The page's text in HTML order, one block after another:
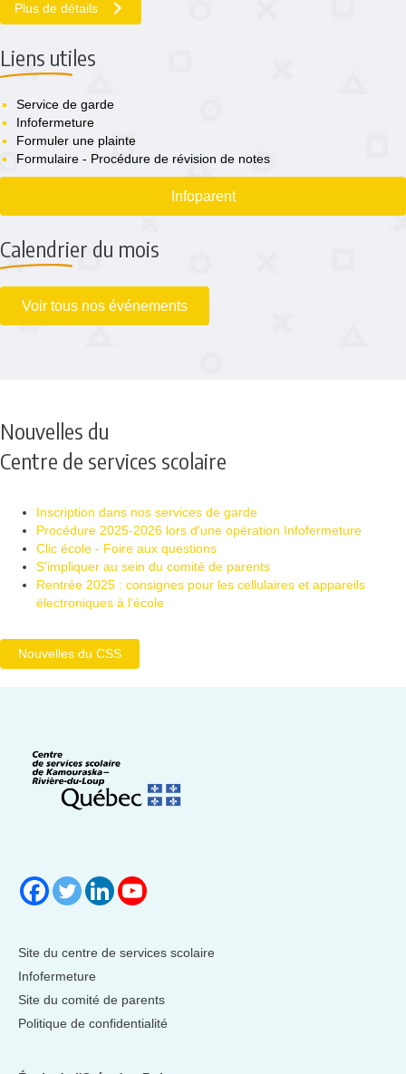
Plus de détails
Liens utiles
Service de garde
Infofermeture
Formuler une plainte
Formulaire - Procédure de révision de notes
Infoparent
Calendrier du mois
Voir tous nos événements
Nouvelles du
Centre de services scolaire
Inscription dans nos services de garde
Procédure 2025-2026 lors d'une opération Infofermeture
Clic école - Foire aux questions
S'impliquer au sein du comité de parents
Rentrée 2025 : consignes pour les cellulaires et appareils
électroniques à l’école
Nouvelles du CSS
Site du centre de services scolaire
Infofermeture
Site du comité de parents
Politique de confidentialité